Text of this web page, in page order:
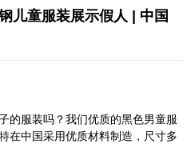
儿童服装展示假人 | 中国
的服装吗？我们优质的黑色男童服
在中国采用优质材料制造，尺寸多